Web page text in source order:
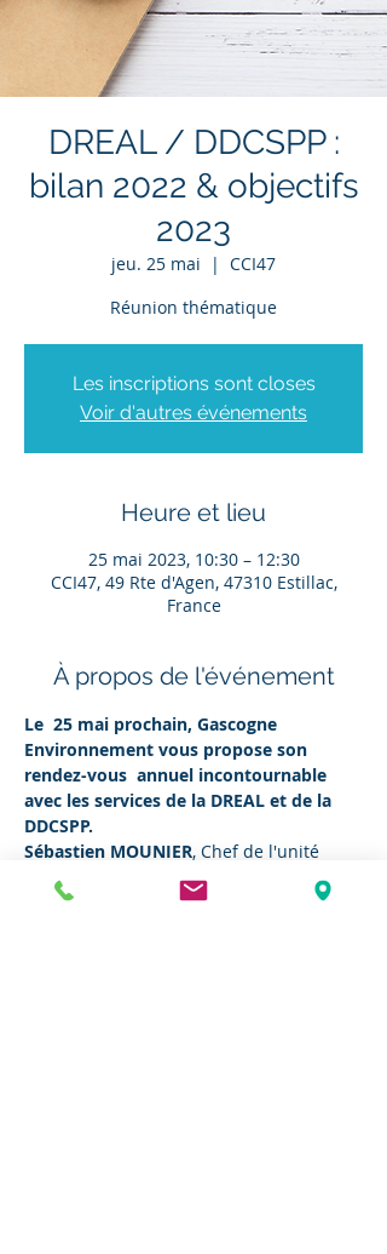
DREAL / DDCSPP :
bilan 2022 & objectifs
2023
jeu. 25 mai
  |
CCI47
Réunion thématique
Les inscriptions sont closes
Voir d'autres événements
Heure et lieu
25 mai 2023, 10:30 – 12:30
CCI47, 49 Rte d'Agen, 47310 Estillac,
France
À propos de l'événement
Le  25 mai prochain, Gascogne
Environnement vous propose son
rendez-vous  annuel incontournable
avec les services de la DREAL et de la
DDCSPP.
Sébastien MOUNIER, Chef de l'unité
départementale de la DREAL et
Jean-
Marc TOULLIEU
, Directeur